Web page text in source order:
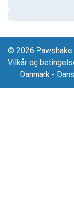
© 2026 Pawshake
Vilkår og
Danmark -